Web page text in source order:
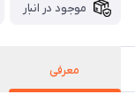
موجود در انبار
معرفی